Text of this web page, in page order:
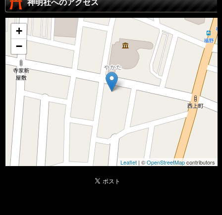
神明社へのアクセス
+
−
Leaflet | ©OpenStreetMapcontributors